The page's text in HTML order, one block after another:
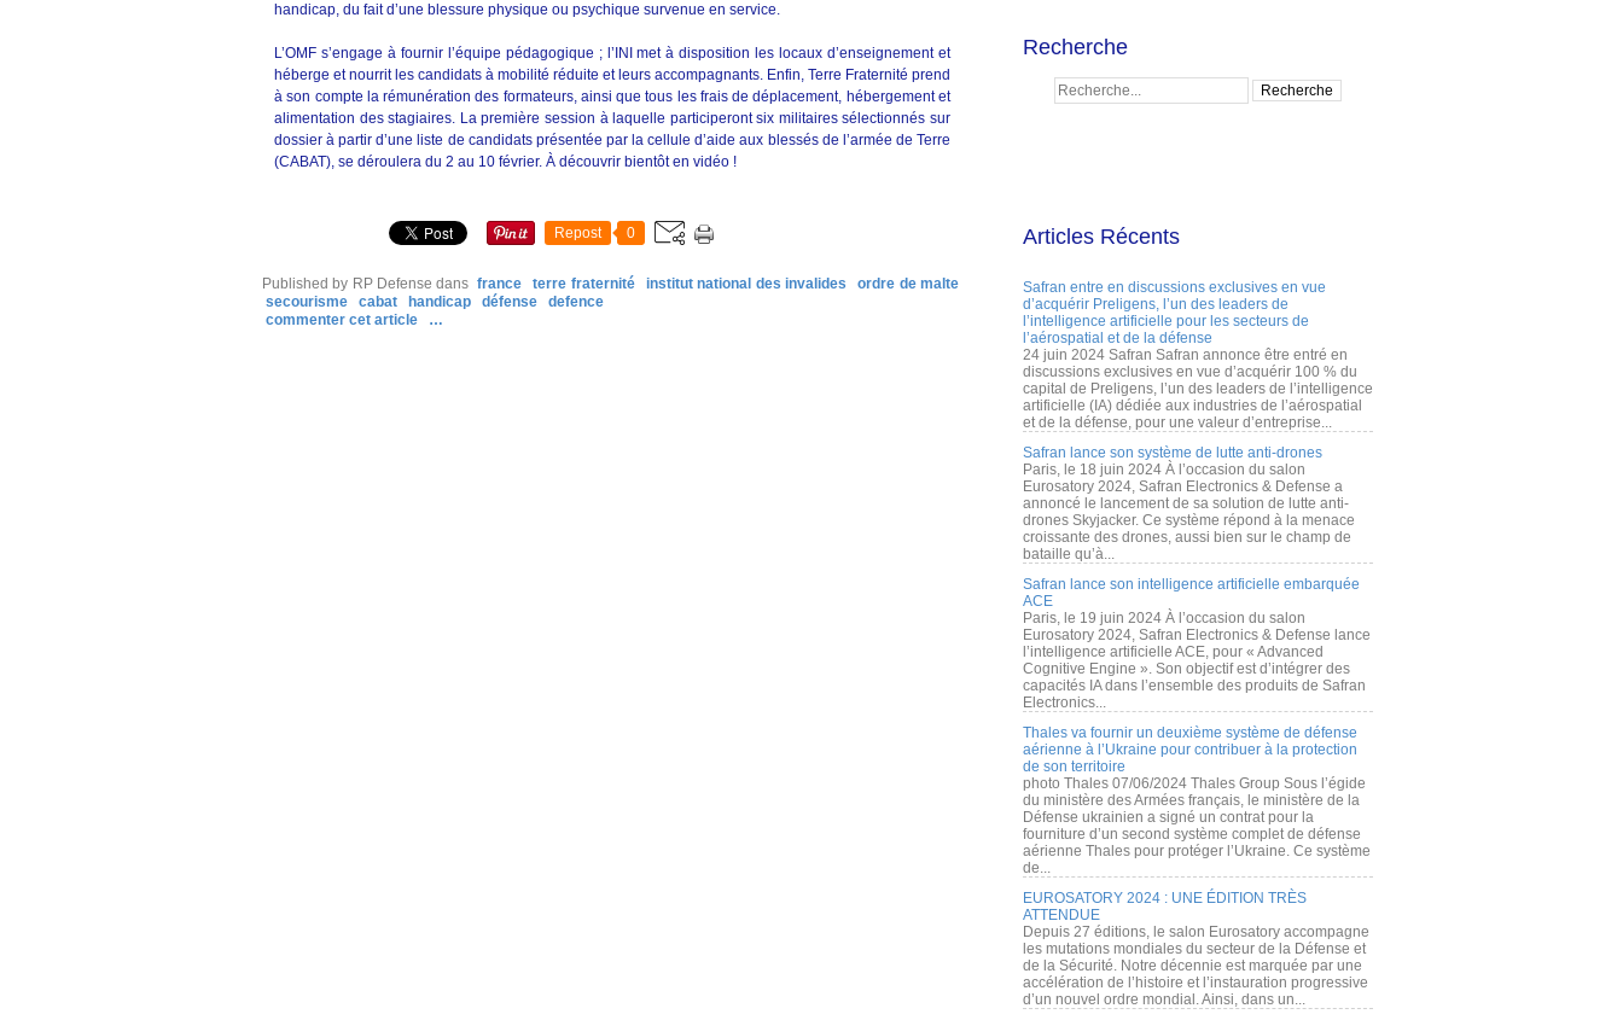
handicap, du fait d’une blessure physique ou psychique survenue en service.
L’OMF s’engage à fournir l’équipe pédagogique ; l’INI met à disposition les locaux d’enseignement et
héberge et nourrit les candidats à mobilité réduite et leurs accompagnants. Enfin, Terre Fraternité prend
à son compte la rémunération des formateurs, ainsi que tous les frais de déplacement, hébergement et
alimentation des stagiaires. La première session à laquelle participeront six militaires sélectionnés sur
dossier à partir d’une liste de candidats présentée par la cellule d’aide aux blessés de l’armée de Terre
(CABAT), se déroulera du 2 au 10 février. À découvrir bientôt en vidéo !
Repost 0
Published by RP Defense dans france terre fraternité institut national des invalides
ordre de malte
secourisme
cabat handicap défense
defence
commenter cet article
…
Recherche
Articles Récents
Safran entre en discussions exclusives en vue
d’acquérir Preligens, l’un des leaders de
l’intelligence artificielle pour les secteurs de
l’aérospatial et de la défense
24 juin 2024 Safran Safran annonce être entré en
discussions exclusives en vue d’acquérir 100 % du
capital de Preligens, l’un des leaders de l’intelligence
artificielle (IA) dédiée aux industries de l’aérospatial
et de la défense, pour une valeur d’entreprise...
Safran lance son système de lutte anti-drones
Paris, le 18 juin 2024 À l’occasion du salon
Eurosatory 2024, Safran Electronics & Defense a
annoncé le lancement de sa solution de lutte anti-
drones Skyjacker. Ce système répond à la menace
croissante des drones, aussi bien sur le champ de
bataille qu’à...
Safran lance son intelligence artificielle embarquée
ACE
Paris, le 19 juin 2024 À l’occasion du salon
Eurosatory 2024, Safran Electronics & Defense lance
l’intelligence artificielle ACE, pour « Advanced
Cognitive Engine ». Son objectif est d’intégrer des
capacités IA dans l’ensemble des produits de Safran
Electronics...
Thales va fournir un deuxième système de défense
aérienne à l’Ukraine pour contribuer à la protection
de son territoire
photo Thales 07/06/2024 Thales Group Sous l’égide
du ministère des Armées français, le ministère de la
Défense ukrainien a signé un contrat pour la
fourniture d’un second système complet de défense
aérienne Thales pour protéger l’Ukraine. Ce système
de...
EUROSATORY 2024 : UNE ÉDITION TRÈS
ATTENDUE
Depuis 27 éditions, le salon Eurosatory accompagne
les mutations mondiales du secteur de la Défense et
de la Sécurité. Notre décennie est marquée par une
accélération de l’histoire et l’instauration progressive
d’un nouvel ordre mondial. Ainsi, dans un...